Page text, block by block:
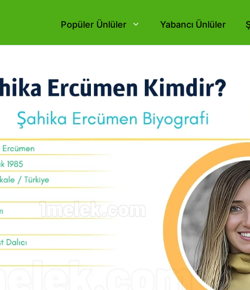
Popüler Ünlüler Yabancı Ünlüler